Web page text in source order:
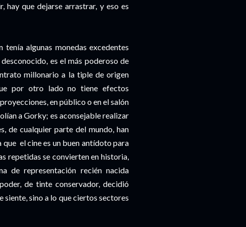
que dejarse arrastrar, y eso es
algunas monedas excedentes
es el más poderoso de
millonario a la tiple de origen
por otro lado no tiene efectos
en público o en el salón
a Gorky; es aconsejable realizar
de cualquier parte del mundo, han
que el cine es un buen antídoto para
repetidas se convierten en historia,
de representación recién nacida
de tinte conservador, decidió
siente, sino a lo que ciertos sectores